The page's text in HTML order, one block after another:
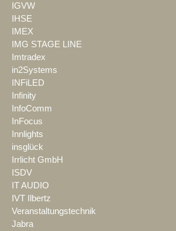
IGVW
IHSE
IMEX
IMG STAGE LINE
Imtradex
in2Systems
INFiLED
Infinity
InfoComm
InFocus
Innlights
insglück
Irrlicht GmbH
ISDV
IT AUDIO
IVT Ilbertz
Veranstaltungstechnik
Jabra